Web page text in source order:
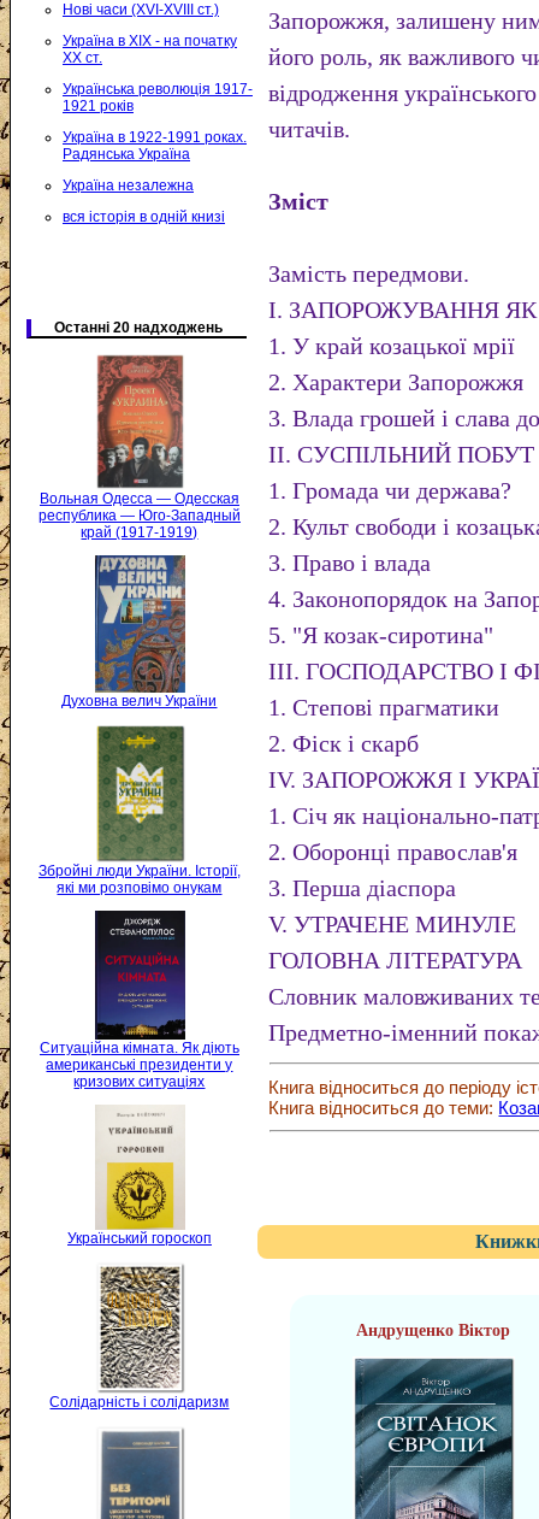
Нові часи (XVI-XVIII ст.)
Україна в XIX - на початку
XX ст.
Українська революція 1917-
1921 років
Україна в 1922-1991 роках.
Радянська Україна
Україна незалежна
вся історія в одній книзі
Останні 20 надходжень
Вольная Одесса — Одесская
республика — Юго-Западный
край (1917-1919)
Духовна велич України
Збройні люди України. Історії,
які ми розповімо онукам
Ситуаційна кімната. Як діють
американські президенти у
кризових ситуаціях
Український гороскоп
Солідарність і солідаризм
Запорожжя, залишену
його роль, як важливого
відродження
читачів.
Зміст
Замість передмови.
І. ЗАПОРОЖУВАННЯ
1. У край козацької мрії
2. Характери Запорожжя
3. Влада грошей і слава
II. СУСПІЛЬНИЙ ПОБУТ
1. Громада чи держава?
2. Культ свободи і
3. Право і влада
4. Законопорядок на
5. "Я козак-сиротина"
III. ГОСПОДАРСТВО І
1. Степові прагматики
2. Фіск і скарб
IV. ЗАПОРОЖЖЯ І
1. Січ як національно-
2. Оборонці православ'я
3. Перша діаспора
V. УТРАЧЕНЕ МИНУЛЕ
ГОЛОВНА ЛІТЕРАТУРА
Словник маловживаних
Предметно-іменний
Книга відноситься до періоду
Книга відноситься до теми:
Андрущенко Віктор